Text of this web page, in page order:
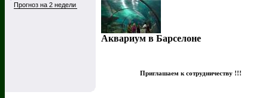
Аквариум в Барселоне
Приглашаем к сотрудничеству !!!